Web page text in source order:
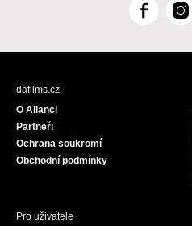
F
c
I
s
dafilms.cz
O Alianci
Partneři
Ochrana soukromí
Obchodní podmínky
Pro uživatele